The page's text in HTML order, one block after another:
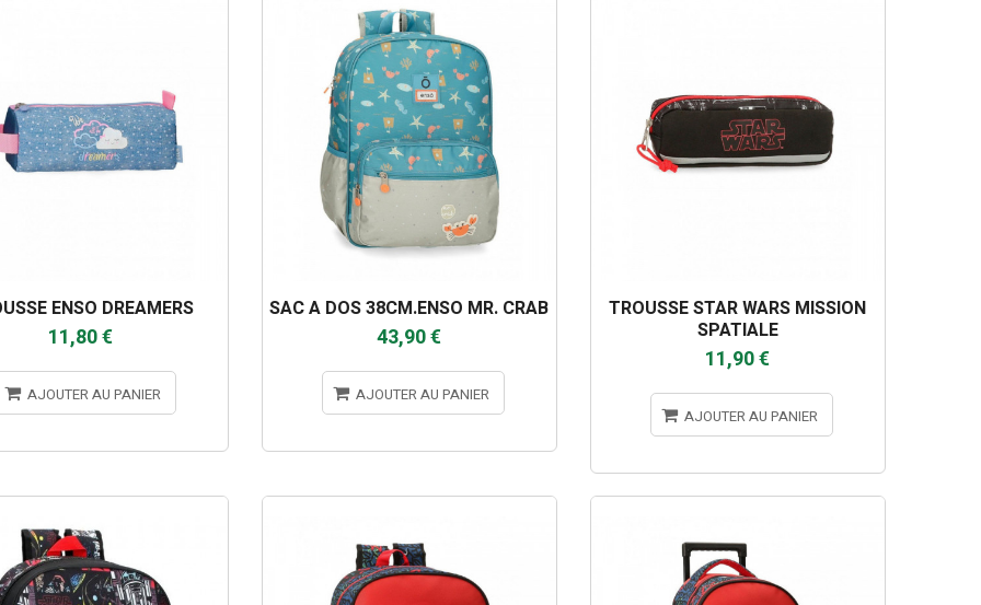
ENSO DREAMERS
11,80 €
AJOUTER AU PANIER
SAC A DOS 38CM.ENSO MR. CRAB
43,90 €
AJOUTER AU PANIER
TROUSSE STAR WARS MISSION
SPATIALE
11,90 €
AJOUTER AU PANIER